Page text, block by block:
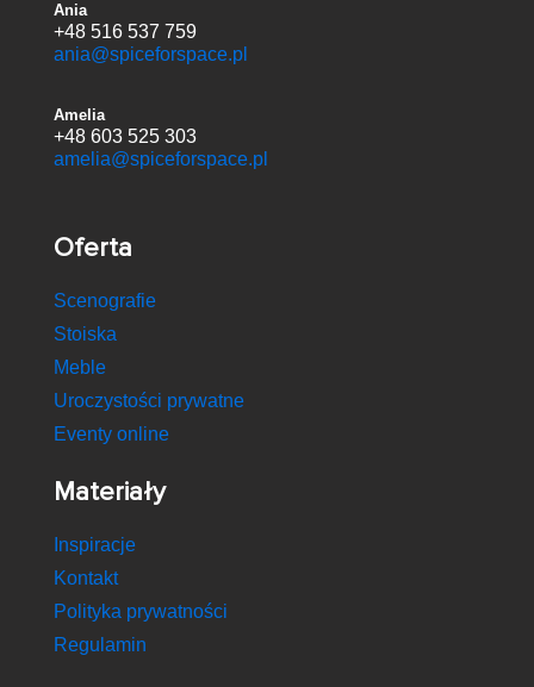
Ania
+48 516 537 759
ania@spiceforspace.pl
Amelia
+48 603 525 303
amelia@spiceforspace.pl
Oferta
Scenografie
Stoiska
Meble
Uroczystości prywatne
Eventy online
Materiały
Inspiracje
Kontakt
Polityka prywatności
Regulamin